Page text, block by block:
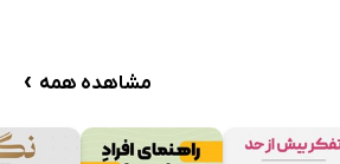
مشاهده همه ›